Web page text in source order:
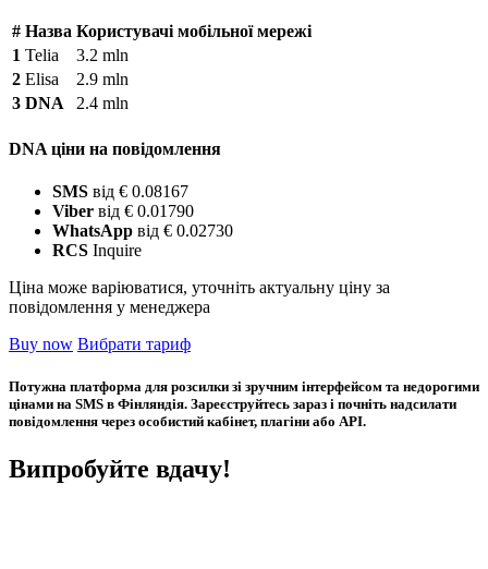
# Назва Користувачі мобільної мережі
1 Telia
3.2 mln
2 Elisa
2.9 mln
3 DNA 2.4 mln
DNA ціни на повідомлення
SMS від € 0.08167
Viber від € 0.01790
WhatsApp від € 0.02730
RCS Inquire
Ціна може варіюватися, уточніть актуальну ціну за
повідомлення у менеджера
Buy now Вибрати тариф
Потужна платформа для розсилки зі зручним інтерфейсом та недорогими
цінами на SMS в Фінляндія. Зареєструйтесь зараз і почніть надсилати
повідомлення через особистий кабінет, плагіни або API.
Випробуйте вдачу!